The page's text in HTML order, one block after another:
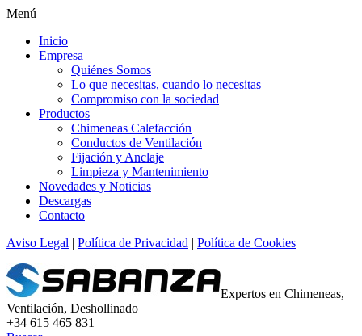
Menú
Inicio
Empresa
Quiénes Somos
Lo que necesitas, cuando lo necesitas
Compromiso con la sociedad
Productos
Chimeneas Calefacción
Conductos de Ventilación
Fijación y Anclaje
Limpieza y Mantenimiento
Novedades y Noticias
Descargas
Contacto
Aviso Legal | Política de Privacidad | Política de Cookies
Expertos en Chimeneas,
Ventilación, Deshollinado
+34 615 465 831